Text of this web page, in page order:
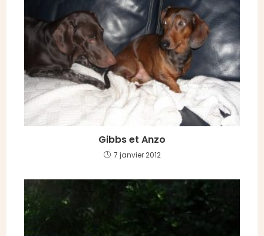
Gibbs et Anzo
7 janvier 2012